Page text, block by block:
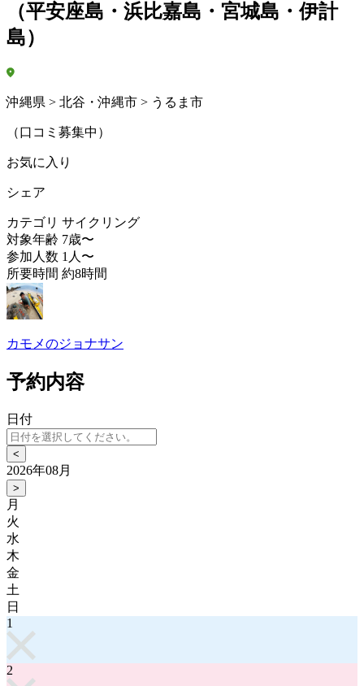
（平安座島・浜比嘉島・宮城島・伊計
島）
沖縄県 > 北谷・沖縄市 > うるま市
（口コミ募集中）
お気に入り
シェア
カテゴリ サイクリング
対象年齢 7歳〜
参加人数 1人〜
所要時間 約8時間
カモメのジョナサン
予約内容
日付
<
2026年08月
>
月
火
水
木
金
土
日
1
2